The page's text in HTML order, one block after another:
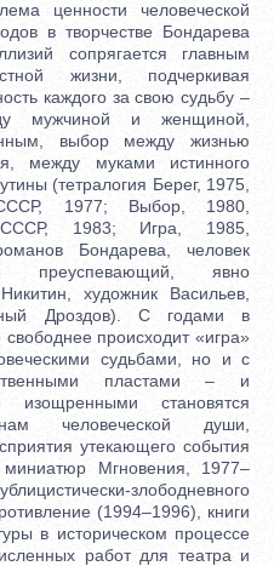
ценности человеческой
в творчестве Бондарева
сопрягается главным
жизни, подчеркивая
каждого за свою судьбу –
мужчиной и женщиной,
выбор между жизнью
между муками истинного
(тетралогия Берег, 1975,
СССР, 1977; Выбор, 1980,
СССР, 1983; Игра, 1985,
Бондарева, человек
преуспевающий, явно
художник Васильев,
Дроздов). С годами в
происходит «игра»
судьбами, но и с
пластами – и
становятся
человеческой души,
утекающего события
миниатюр Мгновения, 1977–
злободневного
(1994–1996), книги
в историческом процессе
работ для театра и